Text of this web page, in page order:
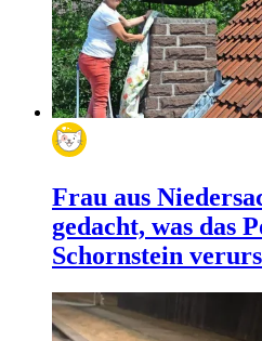
Frau aus
gedacht, was das
Schornstein